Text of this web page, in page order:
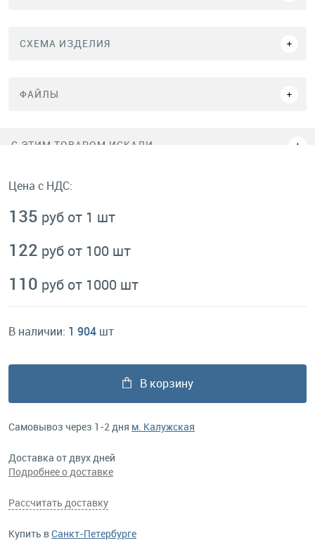
СХЕМА ИЗДЕЛИЯ
ФАЙЛЫ
C ЭТИМ ТОВАРОМ ИСКАЛИ
Цена с НДС:
135 руб от 1 шт
122 руб от 100 шт
110 руб от 1000 шт
В наличии: 1 904 шт
В корзину
Самовывоз через 1-2 дня м. Калужская
Доставка от двух дней
Подробнее о доставке
Рассчитать доставку
Купить вСанкт-Петербурге